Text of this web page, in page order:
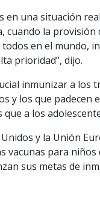
en una situación
cuando la provisión
en el mundo,
prioridad”, dijo.
inmunizar a los
y los que padecen
que a los
y la Unión
vacunas para niños
sus metas de